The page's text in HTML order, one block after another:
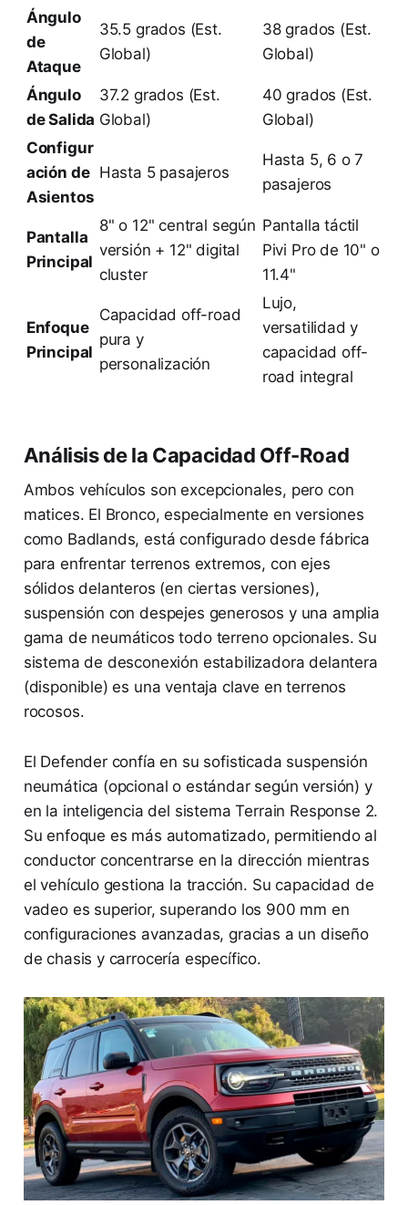
Ángulo
de
Ataque
35.5 grados (Est.
Global)
38 grados (Est.
Global)
Ángulo
de Salida
37.2 grados (Est.
Global)
40 grados (Est.
Global)
Configur
ación de
Asientos
Hasta 5 pasajeros
Hasta 5, 6 o 7
pasajeros
Pantalla
Principal
8" o 12" central según
versión + 12" digital
cluster
Pantalla táctil
Pivi Pro de 10" o
11.4"
Enfoque
Principal
Capacidad off-road
pura y
personalización
Lujo,
versatilidad y
capacidad off-
road integral
Análisis de la Capacidad Off-Road
Ambos vehículos son excepcionales, pero con
matices. El Bronco, especialmente en versiones
como Badlands, está configurado desde fábrica
para enfrentar terrenos extremos, con ejes
sólidos delanteros (en ciertas versiones),
suspensión con despejes generosos y una amplia
gama de neumáticos todo terreno opcionales. Su
sistema de desconexión estabilizadora delantera
(disponible) es una ventaja clave en terrenos
rocosos.
El Defender confía en su sofisticada suspensión
neumática (opcional o estándar según versión) y
en la inteligencia del sistema Terrain Response 2.
Su enfoque es más automatizado, permitiendo al
conductor concentrarse en la dirección mientras
el vehículo gestiona la tracción. Su capacidad de
vadeo es superior, superando los 900 mm en
configuraciones avanzadas, gracias a un diseño
de chasis y carrocería específico.